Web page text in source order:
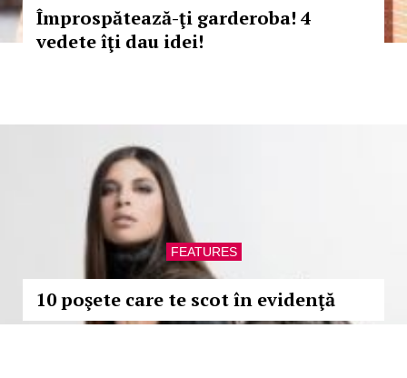
Împrospătează-ţi garderoba! 4
vedete îţi dau idei!
FEATURES
10 poşete care te scot în evidenţă